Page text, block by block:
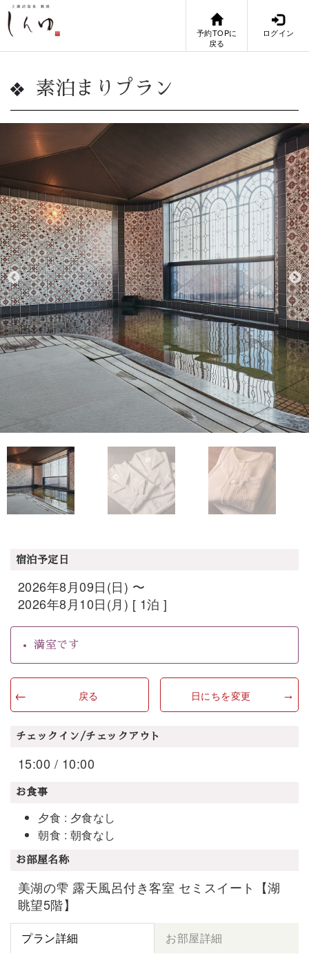
予約TOPに
戻る
ログイン
素泊まりプラン
宿泊予定日
2026年8月09日(日) 〜
2026年8月10日(月) [ 1泊 ]
満室です
戻る 日にちを変更
チェックイン/チェックアウト
15:00 / 10:00
お食事
夕食 : 夕食なし
朝食 : 朝食なし
お部屋名称
美湖の雫 露天風呂付き客室 セミスイート【湖
眺望5階】
プラン詳細 お部屋詳細